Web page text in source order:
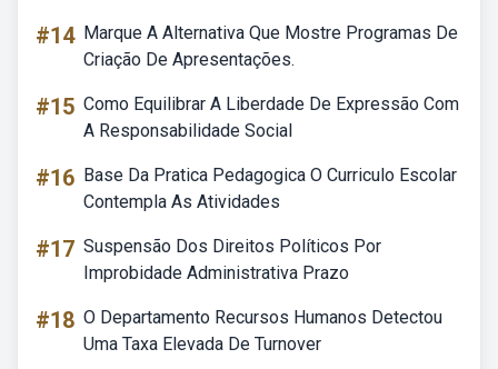
#14 Marque A Alternativa Que Mostre Programas De
Criação De Apresentações.
#15 Como Equilibrar A Liberdade De Expressão Com
A Responsabilidade Social
#16 Base Da Pratica Pedagogica O Curriculo Escolar
Contempla As Atividades
#17 Suspensão Dos Direitos Políticos Por
Improbidade Administrativa Prazo
#18 O Departamento Recursos Humanos Detectou
Uma Taxa Elevada De Turnover